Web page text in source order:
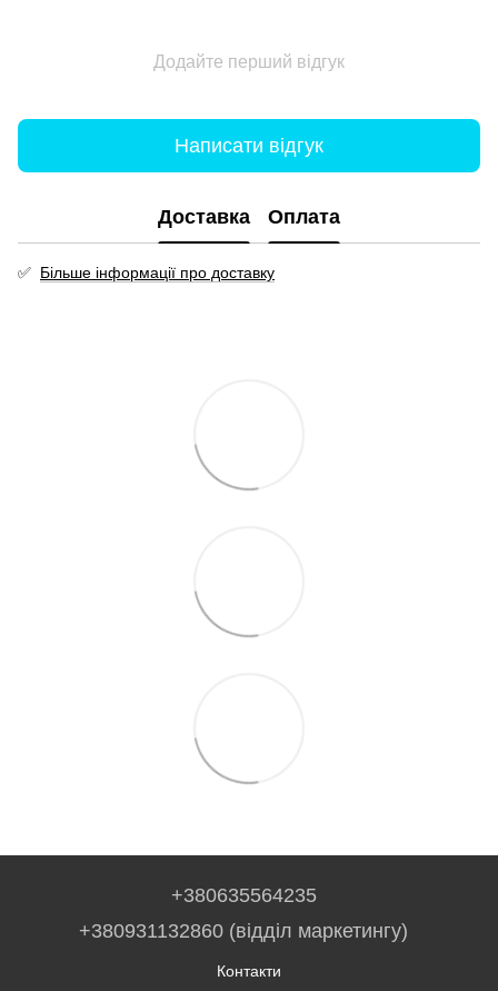
Додайте перший відгук
Написати відгук
Доставка Оплата
✅ Більше інформації про доставку
+380635564235
+380931132860 (відділ маркетингу)
Контакти